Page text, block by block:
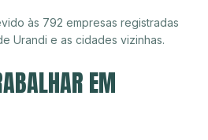
às 792 empresas registradas
Urandi e as cidades vizinhas.
EM